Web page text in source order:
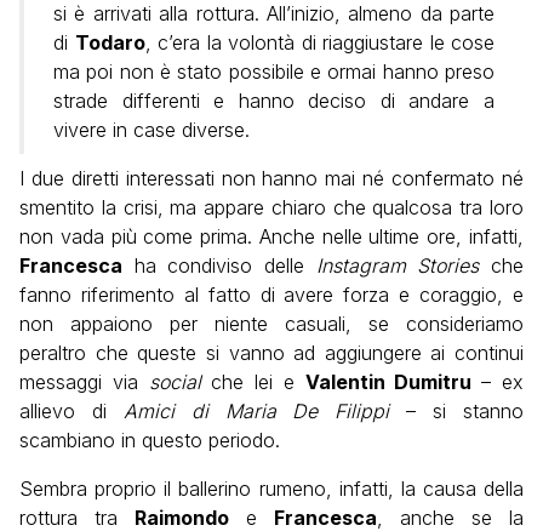
si è arrivati alla rottura. All’inizio, almeno da parte
di Todaro, c’era la volontà di riaggiustare le cose
ma poi non è stato possibile e ormai hanno preso
strade differenti e hanno deciso di andare a
vivere in case diverse.
I due diretti interessati non hanno mai né confermato né
smentito la crisi, ma appare chiaro che qualcosa tra loro
non vada più come prima. Anche nelle ultime ore, infatti,
Francesca ha condiviso delle Instagram Storiesche
fanno riferimento al fatto di avere forza e coraggio, e
non appaiono per niente casuali, se consideriamo
peraltro che queste si vanno ad aggiungere ai continui
messaggi via socialche lei e Valentin Dumitru– ex
allievo di Amici di Maria De Filippi– si stanno
scambiano in questo periodo.
Sembra proprio il ballerino rumeno, infatti, la causa della
rottura tra Raimondo e Francesca, anche se la